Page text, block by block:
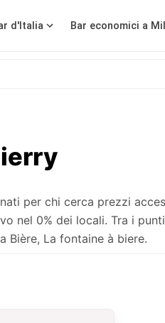
d'Italia Bar economici a
per chi cerca prezzi
nel 0% dei locali. Tra i
Bière, La fontaine à biere.